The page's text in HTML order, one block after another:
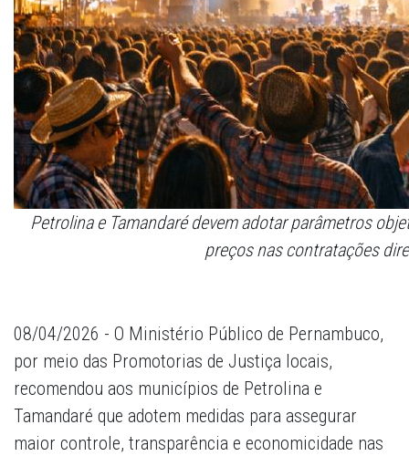
Petrolina e Tamandaré devem adotar parâmetros
preços nas contratações
08/04/2026 - O Ministério Público de Pernambuco,
por meio das Promotorias de Justiça locais,
recomendou aos municípios de Petrolina e
Tamandaré que adotem medidas para assegurar
maior controle, transparência e economicidade nas